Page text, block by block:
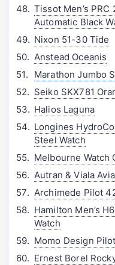
Tissot Men’s
Automatic Black
Nixon 51-30 Tide
Anstead Oceanis
Marathon Jumbo
Seiko SKX781
Halios Laguna
Longines
Steel Watch
Melbourne Watch
Autran & Viala
Archimede Pilot
Hamilton Men’s
Watch
Momo Design
Ernest Borel